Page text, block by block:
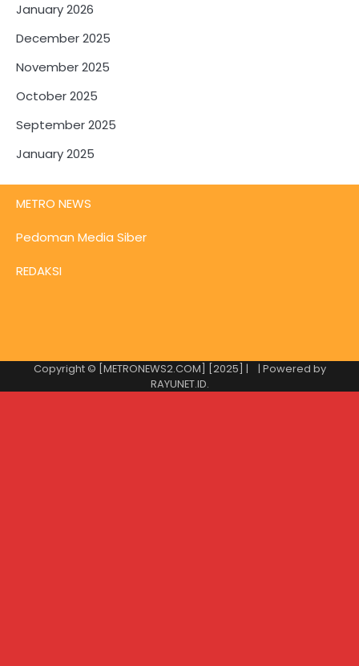
January 2026
December 2025
November 2025
October 2025
September 2025
January 2025
METRO NEWS
Pedoman Media Siber
REDAKSI
Copyright © [METRONEWS2.COM] [2025] |
| Powered by
RAYUNET.ID.